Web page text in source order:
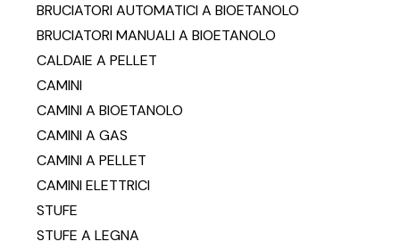
BRUCIATORI AUTOMATICI A BIOETANOLO
BRUCIATORI MANUALI A BIOETANOLO
CALDAIE A PELLET
CAMINI
CAMINI A BIOETANOLO
CAMINI A GAS
CAMINI A PELLET
CAMINI ELETTRICI
STUFE
STUFE A LEGNA